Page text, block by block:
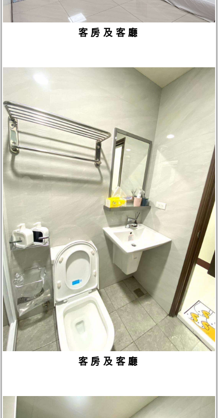
客房及客廳
客房及客廳